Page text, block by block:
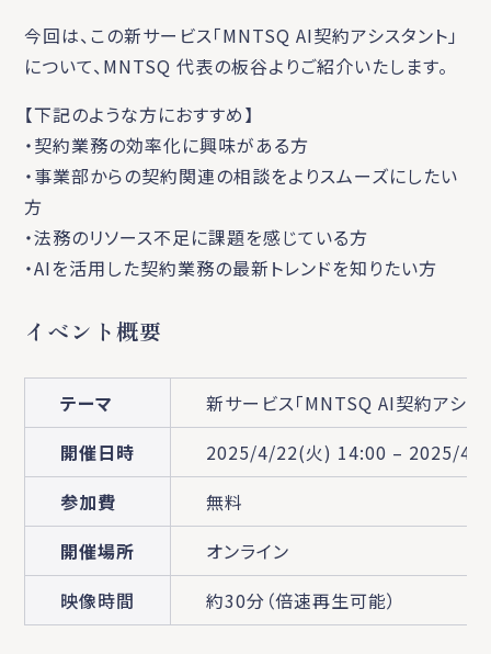
今回は、この新サービス「MNTSQ AI契約アシスタント」
について、MNTSQ 代表の板谷よりご紹介いたします。
【下記のような方におすすめ】
・契約業務の効率化に興味がある方
・事業部からの契約関連の相談をよりスムーズにしたい
方
・法務のリソース不足に課題を感じている方
・AIを活用した契約業務の最新トレンドを知りたい方
イベント概要
テーマ
新サービス「MNTSQ AI契約アシス
開催日時
2025/4/22(火) 14:00 – 2025/4/
参加費
無料
開催場所
オンライン
映像時間
約30分（倍速再生可能）